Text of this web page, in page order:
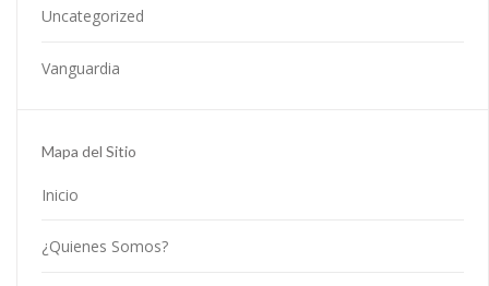
Uncategorized
Vanguardia
Mapa del Sitio
Inicio
¿Quienes Somos?